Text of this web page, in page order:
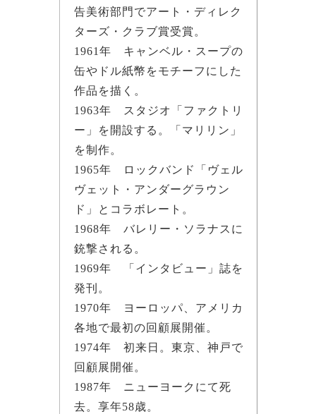
告美術部門でアート・ディレク
ターズ・クラブ賞受賞。
1961年 キャンベル・スープの
缶やドル紙幣をモチーフにした
作品を描く。
1963年 スタジオ「ファクトリ
ー」を開設する。「マリリン」
を制作。
1965年 ロックバンド「ヴェル
ヴェット・アンダーグラウン
ド」とコラボレート。
1968年 バレリー・ソラナスに
銃撃される。
1969年 「インタビュー」誌を
発刊。
1970年 ヨーロッパ、アメリカ
各地で最初の回顧展開催。
1974年 初来日。東京、神戸で
回顧展開催。
1987年 ニューヨークにて死
去。享年58歳。